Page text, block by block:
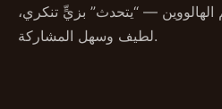
الهالووين — “يتحدث” بزيٍّ تنكري،
لطيف وسهل المشاركة.